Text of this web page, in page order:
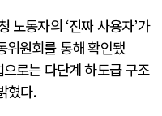
노동자의 ‘진짜 사용자’가
위원회를 통해 확인됐
로는 다단계 하도급 구조
혔다.